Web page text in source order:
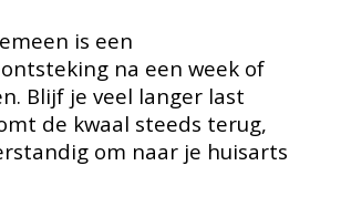
is een
na een week of
Blijf je veel langer last
de kwaal steeds terug,
om naar je huisarts